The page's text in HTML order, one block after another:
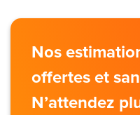
Nos
offertes et
N’attendez